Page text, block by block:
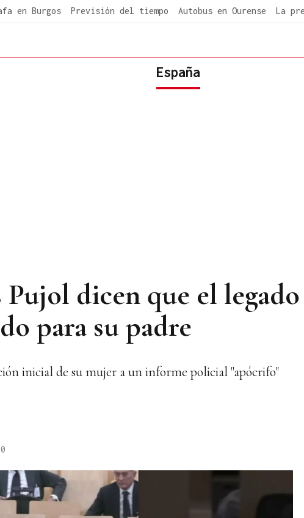
en Burgos Previsión del tiempo Autobus en Ourense La
España
Pujol dicen que el
para su padre
inicial de su mujer a un informe policial "apócrifo"